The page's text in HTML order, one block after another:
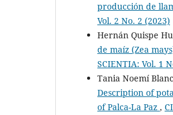
producción de
Vol. 2 No. 2 (2023)
Hernán Quispe
de maíz (Zea
SCIENTIA: Vol. 1
Tania Noemí
Description of
of Palca-La Paz ,